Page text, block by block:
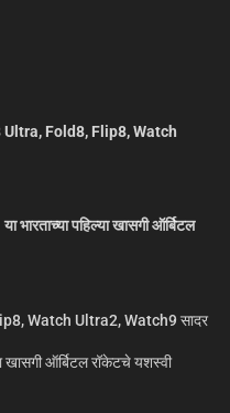
Fold8, Flip8, Watch
पहिल्या खासगी ऑर्बिटल
Watch Ultra2, Watch9 सादर
खासगी ऑर्बिटल रॉकेटचे यशस्वी